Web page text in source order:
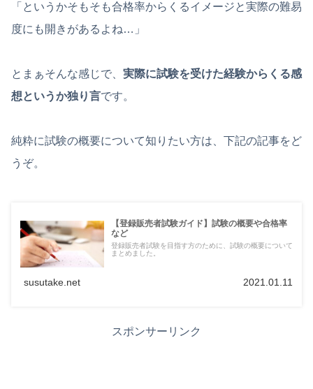
「というかそもそも合格率からくるイメージと実際の難易
度にも開きがあるよね…」
とまぁそんな感じで、 実際に試験を受けた経験からくる感
想というか独り言です。
純粋に試験の概要について知りたい方は、下記の記事をど
うぞ。
【登録販売者試験ガイド】試験の概要や合格率
など
登録販売者試験を目指す方のために、試験の概要について
まとめました。
susutake.net 2021.01.11
スポンサーリンク